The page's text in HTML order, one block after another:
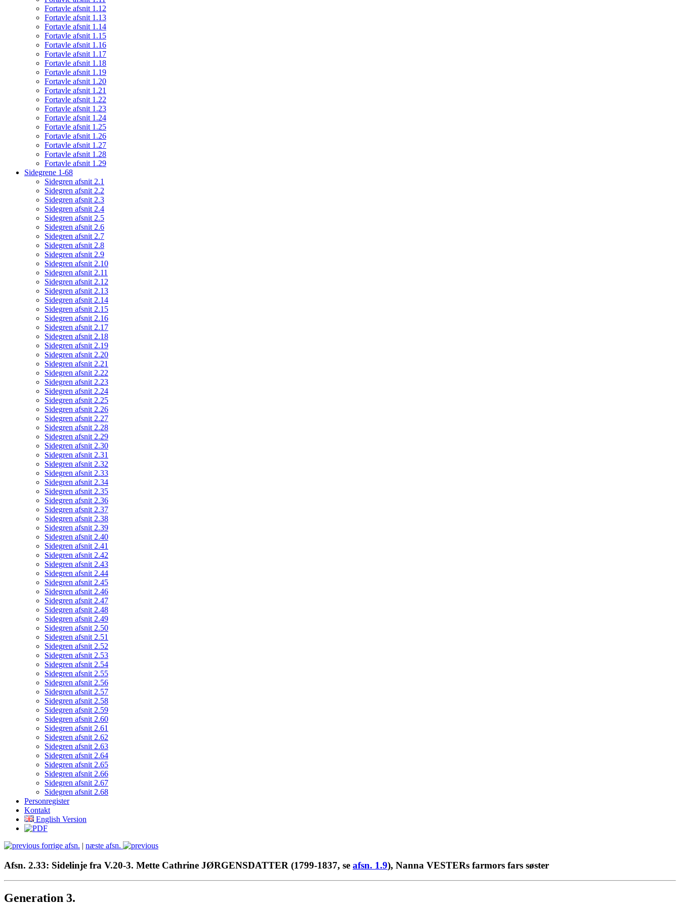
Fortavle afsnit 1.12
Fortavle afsnit 1.13
Fortavle afsnit 1.14
Fortavle afsnit 1.15
Fortavle afsnit 1.16
Fortavle afsnit 1.17
Fortavle afsnit 1.18
Fortavle afsnit 1.19
Fortavle afsnit 1.20
Fortavle afsnit 1.21
Fortavle afsnit 1.22
Fortavle afsnit 1.23
Fortavle afsnit 1.24
Fortavle afsnit 1.25
Fortavle afsnit 1.26
Fortavle afsnit 1.27
Fortavle afsnit 1.28
Fortavle afsnit 1.29
Sidegrene 1-68
Sidegren afsnit 2.1
Sidegren afsnit 2.2
Sidegren afsnit 2.3
Sidegren afsnit 2.4
Sidegren afsnit 2.5
Sidegren afsnit 2.6
Sidegren afsnit 2.7
Sidegren afsnit 2.8
Sidegren afsnit 2.9
Sidegren afsnit 2.10
Sidegren afsnit 2.11
Sidegren afsnit 2.12
Sidegren afsnit 2.13
Sidegren afsnit 2.14
Sidegren afsnit 2.15
Sidegren afsnit 2.16
Sidegren afsnit 2.17
Sidegren afsnit 2.18
Sidegren afsnit 2.19
Sidegren afsnit 2.20
Sidegren afsnit 2.21
Sidegren afsnit 2.22
Sidegren afsnit 2.23
Sidegren afsnit 2.24
Sidegren afsnit 2.25
Sidegren afsnit 2.26
Sidegren afsnit 2.27
Sidegren afsnit 2.28
Sidegren afsnit 2.29
Sidegren afsnit 2.30
Sidegren afsnit 2.31
Sidegren afsnit 2.32
Sidegren afsnit 2.33
Sidegren afsnit 2.34
Sidegren afsnit 2.35
Sidegren afsnit 2.36
Sidegren afsnit 2.37
Sidegren afsnit 2.38
Sidegren afsnit 2.39
Sidegren afsnit 2.40
Sidegren afsnit 2.41
Sidegren afsnit 2.42
Sidegren afsnit 2.43
Sidegren afsnit 2.44
Sidegren afsnit 2.45
Sidegren afsnit 2.46
Sidegren afsnit 2.47
Sidegren afsnit 2.48
Sidegren afsnit 2.49
Sidegren afsnit 2.50
Sidegren afsnit 2.51
Sidegren afsnit 2.52
Sidegren afsnit 2.53
Sidegren afsnit 2.54
Sidegren afsnit 2.55
Sidegren afsnit 2.56
Sidegren afsnit 2.57
Sidegren afsnit 2.58
Sidegren afsnit 2.59
Sidegren afsnit 2.60
Sidegren afsnit 2.61
Sidegren afsnit 2.62
Sidegren afsnit 2.63
Sidegren afsnit 2.64
Sidegren afsnit 2.65
Sidegren afsnit 2.66
Sidegren afsnit 2.67
Sidegren afsnit 2.68
Personregister
Kontakt
English Version
forrige afsn. | næste afsn.
Afsn. 2.33: Sidelinje fra V.20-3. Mette Cathrine JØRGENSDATTER (1799-1837, se afsn. 1.9), Nanna VESTERs farmors fars søster
Generation 3.